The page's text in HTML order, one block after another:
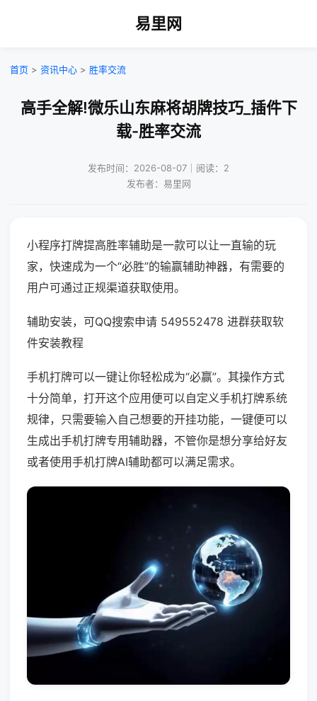
易里网
首页 > 资讯中心 > 胜率交流
高手全解!微乐山东麻将胡牌技巧_插件下
载-胜率交流
发布时间：2026-08-07｜阅读：2
发布者：易里网
小程序打牌提高胜率辅助是一款可以让一直输的玩
家，快速成为一个“必胜”的输赢辅助神器，有需要的
用户可通过正规渠道获取使用。
辅助安装，可QQ搜索申请 549552478 进群获取软
件安装教程
手机打牌可以一键让你轻松成为“必赢”。其操作方式
十分简单，打开这个应用便可以自定义手机打牌系统
规律，只需要输入自己想要的开挂功能，一键便可以
生成出手机打牌专用辅助器，不管你是想分享给好友
或者使用手机打牌AI辅助都可以满足需求。